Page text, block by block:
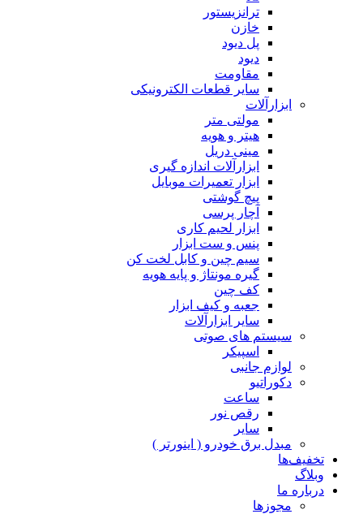
ترانزیستور
خازن
پل دیود
دیود
مقاومت
سایر قطعات الکترونیکی
ابزارآلات
مولتی متر
هیتر و هویه
مینی دریل
ابزارآلات اندازه گیری
ابزار تعمیرات موبایل
پیچ گوشتی
آچار پرسی
ابزار لحیم کاری
پنس و ست ابزار
سیم چین و کابل لخت کن
گیره مونتاژ و پایه هویه
کف چین
جعبه و کیف ابزار
سایر ابزارآلات
سیستم های صوتی
اسپیکر
لوازم جانبی
دکوراتیو
ساعت
رقص نور
سایر
مبدل برق خودرو ( اینورتر )
تخفیف‌ها
وبلاگ
درباره ما
مجوزها